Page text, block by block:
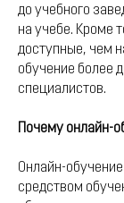
до учебного
на учебе. Кроме
доступные, чем
обучение более
специалистов.
Почему онлайн-
Онлайн-
средством